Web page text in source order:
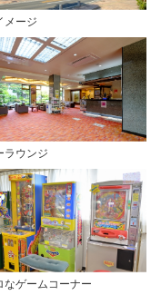
ージ
ウンジ
ゲームコーナー